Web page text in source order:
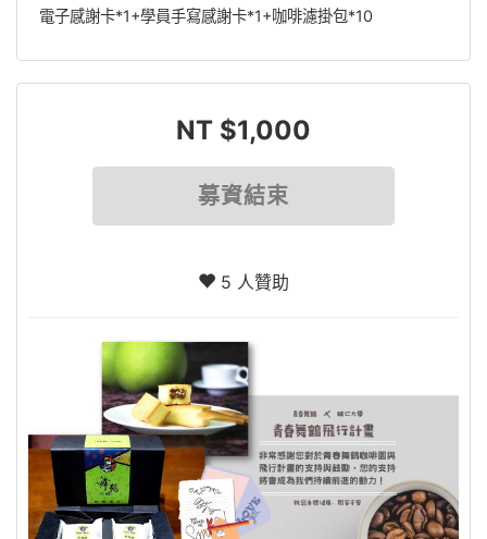
電子感謝卡*1+學員手寫感謝卡*1+咖啡濾掛包*10
NT $1,000
募資結束
5 人贊助